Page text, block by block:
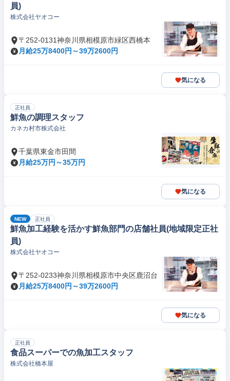
員)
株式会社ヤオコー
〒252-0131神奈川県相模原市緑区西橋本
月給25万8400円～39万2600円
気になる
正社員
鮮魚の調理スタッフ
カネカ村市株式会社
千葉県東金市田間
月給25万円～35万円
気になる
NEW 正社員
鮮魚加工経験を活かす鮮魚部門の店舗社員(地域限定正社
員)
株式会社ヤオコー
〒252-0233神奈川県相模原市中央区鹿沼台
月給25万8400円～39万2600円
気になる
正社員
食品スーパーでの魚加工スタッフ
株式会社橋本屋